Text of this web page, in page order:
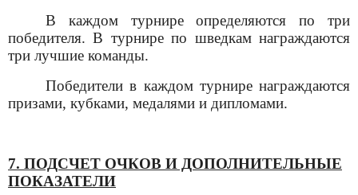
В каждом турнире определяются по три
победителя. В турнире по шведкам награждаются
три лучшие команды.
Победители в каждом турнире награждаются
призами, кубками, медалями и дипломами.
7. ПОДСЧЕТ ОЧКОВ И ДОПОЛНИТЕЛЬНЫЕ
ПОКАЗАТЕЛИ